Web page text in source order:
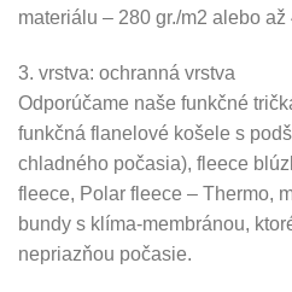
materiálu – 280 gr./m2 alebo až
3. vrstva: ochranná vrstva
Odporúčame naše funkčné
funkčná flanelové košele s
chladného počasia), fleece
fleece, Polar fleece – Thermo,
bundy s klíma-membránou,
nepriazňou počasie.